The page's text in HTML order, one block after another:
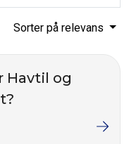
Sorter på relevans
Havtil og